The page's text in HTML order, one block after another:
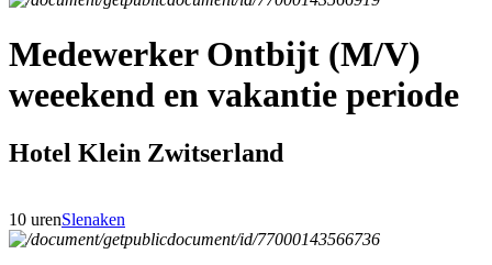
Medewerker Ontbijt (M/V)
weeekend en vakantie periode
Hotel Klein Zwitserland
10 urenSlenaken